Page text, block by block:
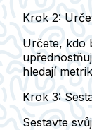
Krok 2:
Určete, kdo
hledají
Krok 3:
Sestavte